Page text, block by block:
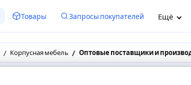
Товары Запросы покупателей Ещё
Корпусная мебель